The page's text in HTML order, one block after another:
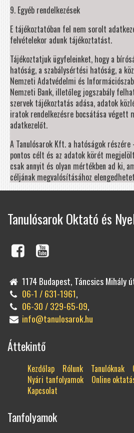
9. Egyéb rendelkezések
E tájékoztatóban fel nem sorolt
felvételekor adunk tájékoztatást.
Tájékoztatjuk ügyfeleinket, hogy a
hatóság, a szabálysértési hatóság, a
Nemzeti Adatvédelmi és
Nemzeti Bank, illetőleg jogszabály
szervek tájékoztatás adása, adatok
iratok rendelkezésre bocsátása végett
adatkezelőt.
A Tanulósarok Kft. a hatóságok
pontos célt és az adatok körét
csak annyit és olyan mértékben ad ki,
céljának megvalósításához
Tanulósarok Oktató és
1174 Budapest, Táncsics Mihály
06-1 / 631-1961,
06-30 / 329-65-09,
info@tanulosarok.hu
Áttekintő
Kezdőlap Rólunk Tanulóknak
Nyári tanfolyamok
Online
Kapcsolat
Tanfolyamok